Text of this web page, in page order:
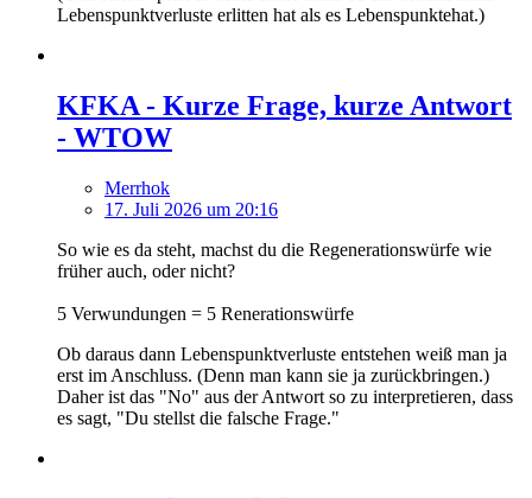
Lebenspunktverluste erlitten hat als es Lebenspunktehat.)
KFKA - Kurze Frage, kurze Antwort
- WTOW
Merrhok
17. Juli 2026 um 20:16
So wie es da steht, machst du die Regenerationswürfe wie
früher auch, oder nicht?
5 Verwundungen = 5 Renerationswürfe
Ob daraus dann Lebenspunktverluste entstehen weiß man ja
erst im Anschluss. (Denn man kann sie ja zurückbringen.)
Daher ist das "No" aus der Antwort so zu interpretieren, dass
es sagt, "Du stellst die falsche Frage."